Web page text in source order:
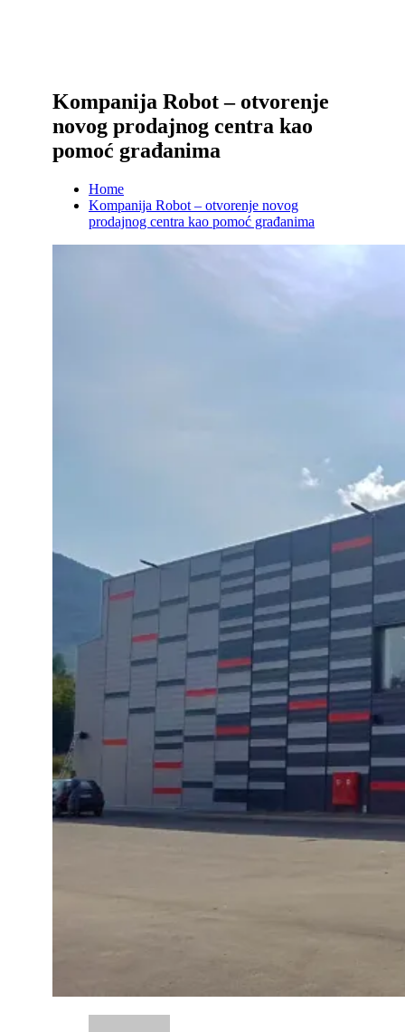
Kompanija Robot – otvorenje
novog prodajnog centra kao
pomoć građanima
Home
Kompanija Robot – otvorenje novog
prodajnog centra kao pomoć građanima